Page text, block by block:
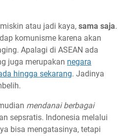
atau jadi kaya, sama saja.
komunisme karena akan
Apalagi di ASEAN ada
juga merupakan negara
hingga sekarang. Jadinya
mendanai berbagai
sepsratis. Indonesia melalui
bisa mengatasinya, tetapi